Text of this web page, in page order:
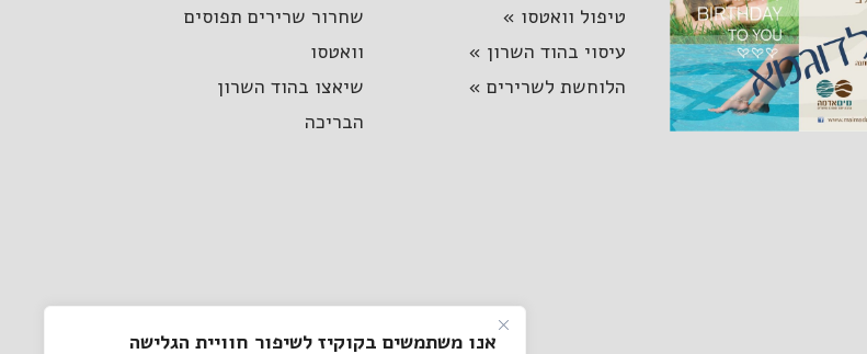
אנו משתמשים בקוקיז לשיפור חוויית הגלישה
טיפול וואטסו »
עיסוי בהוד השרון »
הלוחשת לשרירים »
שחרור שרירים תפוסים
וואטסו
שיאצו בהוד השרון
הבריכה